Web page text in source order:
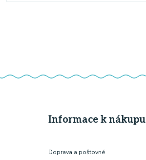
Informace k nákupu
Doprava a poštovné